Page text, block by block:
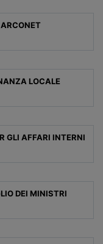
LOCALE
GLI AFFARI INTERNI
DEI MINISTRI